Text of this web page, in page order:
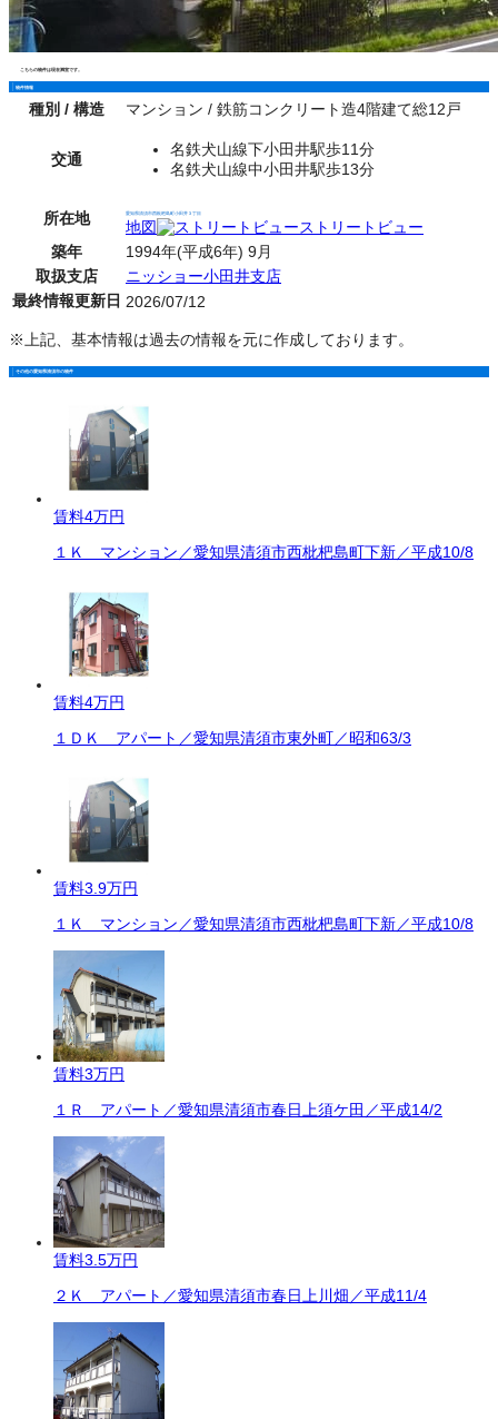
こちらの物件は現在満室です。
物件情報
種別 / 構造 マンション / 鉄筋コンクリート造4階建て総12戸
交通
名鉄犬山線下小田井駅歩11分
名鉄犬山線中小田井駅歩13分
所在地 愛知県清須市西枇杷島町小田井３丁目
地図
ストリートビュー
築年
1994年(平成6年) 9月
取扱支店
ニッショー小田井支店
最終情報更新日 2026/07/12
※上記、基本情報は過去の情報を元に作成しております。
その他の愛知県清須市の物件
賃料4万円
１Ｋ マンション／愛知県清須市西枇杷島町下新／平成10/8
賃料4万円
１ＤＫ アパート／愛知県清須市東外町／昭和63/3
賃料3.9万円
１Ｋ マンション／愛知県清須市西枇杷島町下新／平成10/8
賃料3万円
１Ｒ アパート／愛知県清須市春日上須ケ田／平成14/2
賃料3.5万円
２Ｋ アパート／愛知県清須市春日上川畑／平成11/4